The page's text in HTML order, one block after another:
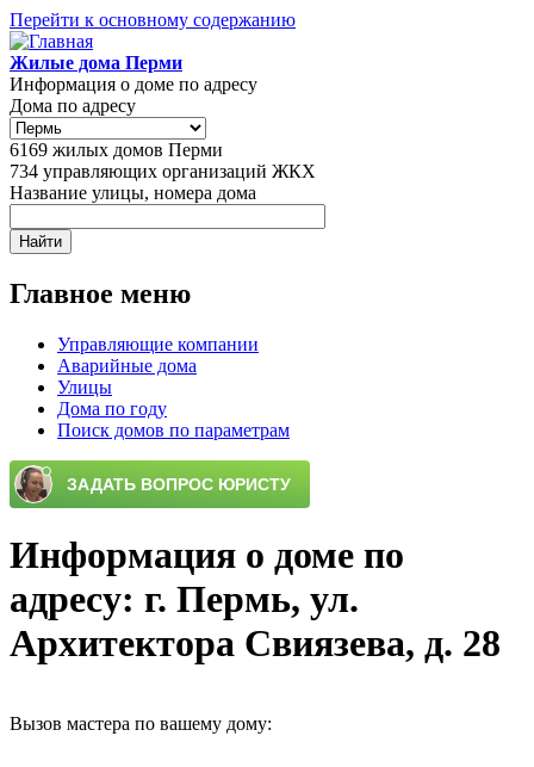
Перейти к основному содержанию
Жилые дома Перми
Информация о доме по адресу
Дома по адресу
6169 жилых домов Перми
734 управляющих организаций ЖКХ
Название улицы, номера дома
Главное меню
Управляющие компании
Аварийные дома
Улицы
Дома по году
Поиск домов по параметрам
Информация о доме по
адресу: г. Пермь, ул.
Архитектора Свиязева, д. 28
Вызов мастера по вашему дому: